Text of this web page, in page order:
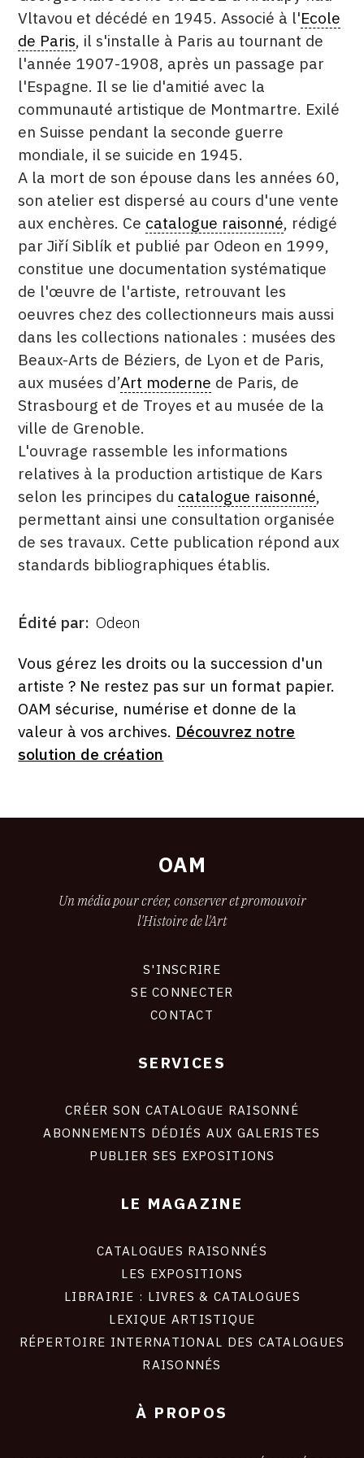
CONTACT
CGU
CGV
SUIVEZ-NOUS
INSTAGRAM
FACEBOOK
TWITTER
PINTEREST
Vltavou et décédé en 1945. Associé à l'Ecole
de Paris, il s'installe à Paris au tournant de
l'année 1907-1908, après un passage par
l'Espagne. Il se lie d'amitié avec la
communauté artistique de Montmartre. Exilé
en Suisse pendant la seconde guerre
mondiale, il se suicide en 1945.
A la mort de son épouse dans les années 60,
son atelier est dispersé au cours d'une vente
aux enchères. Ce catalogue raisonné, rédigé
par Jiří Siblík et publié par Odeon en 1999,
constitue une documentation systématique
de l'œuvre de l'artiste, retrouvant les
oeuvres chez des collectionneurs mais aussi
dans les collections nationales : musées des
Beaux-Arts de Béziers, de Lyon et de Paris,
aux musées d’Art moderne de Paris, de
Strasbourg et de Troyes et au musée de la
ville de Grenoble.
L'ouvrage rassemble les informations
relatives à la production artistique de Kars
selon les principes du catalogue raisonné,
permettant ainsi une consultation organisée
de ses travaux. Cette publication répond aux
standards bibliographiques établis.
ÉDITÉ
Édité par Odeon
FORMAT
ÉTAT
Vous gérez les droits ou la succession d'un
artiste ? Ne restez pas sur un format papier.
OAM sécurise, numérise et donne de la
valeur à vos archives. Découvrez notre
solution de création
OAM
Un média pour créer, conserver et promouvoir
l'Histoire de l'Art
S'INSCRIRE
SE CONNECTER
CONTACT
SERVICES
CRÉER SON CATALOGUE RAISONNÉ
ABONNEMENTS DÉDIÉS AUX GALERISTES
PUBLIER SES EXPOSITIONS
LE MAGAZINE
CATALOGUES RAISONNÉS
LES EXPOSITIONS
LIBRAIRIE : LIVRES & CATALOGUES
LEXIQUE ARTISTIQUE
RÉPERTOIRE INTERNATIONAL DES CATALOGUES
RAISONNÉS
À PROPOS